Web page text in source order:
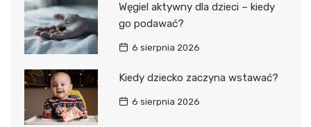
Węgiel aktywny dla dzieci – kiedy
go podawać?
6 sierpnia 2026
Kiedy dziecko zaczyna wstawać?
6 sierpnia 2026